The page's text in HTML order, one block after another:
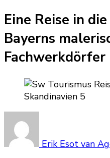
Eine Reise in
Bayerns
Fachwerkdörfer
Erik Esot van